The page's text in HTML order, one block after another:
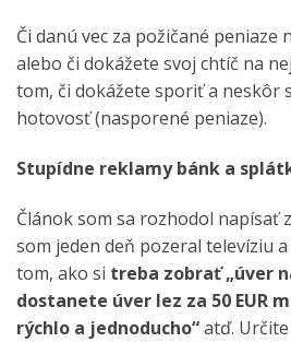
Či danú vec za požičané
alebo či dokážete svoj chtíč na
tom, či dokážete sporiť a neskôr
hotovosť (nasporené peniaze).
Stupídne reklamy bánk a
Článok som sa rozhodol napísať
som jeden deň pozeral televíziu
tom, ako si treba zobrať „úver
dostanete úver lez za 50 EUR
rýchlo a jednoducho“atď.